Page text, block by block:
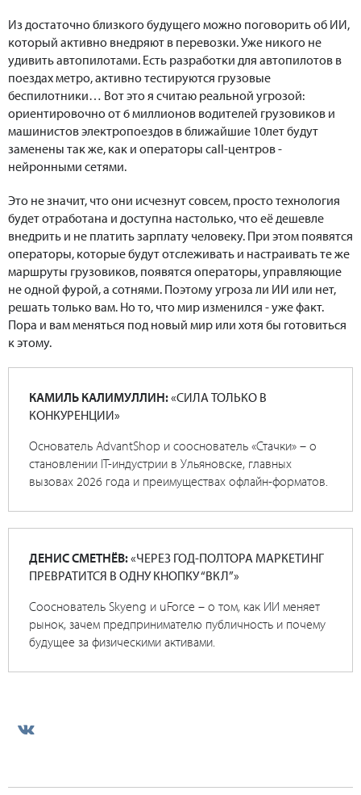
Из достаточно близкого будущего можно поговорить об ИИ,
который активно внедряют в перевозки. Уже никого не
удивить автопилотами. Есть разработки для автопилотов в
поездах метро, активно тестируются грузовые
беспилотники… Вот это я считаю реальной угрозой:
ориентировочно от 6 миллионов водителей грузовиков и
машинистов электропоездов в ближайшие 10лет будут
заменены так же, как и операторы call-центров -
нейронными сетями.
Это не значит, что они исчезнут совсем, просто технология
будет отработана и доступна настолько, что её дешевле
внедрить и не платить зарплату человеку. При этом появятся
операторы, которые будут отслеживать и настраивать те же
маршруты грузовиков, появятся операторы, управляющие
не одной фурой, а сотнями. Поэтому угроза ли ИИ или нет,
решать только вам. Но то, что мир изменился - уже факт.
Пора и вам меняться под новый мир или хотя бы готовиться
к этому.
КАМИЛЬ КАЛИМУЛЛИН:«СИЛА ТОЛЬКО В
КОНКУРЕНЦИИ»
Основатель AdvantShop и сооснователь «Стачки» – о
становлении IT-индустрии в Ульяновске, главных
вызовах 2026 года и преимуществах офлайн-форматов.
ДЕНИС СМЕТНЁВ:«ЧЕРЕЗ ГОД-ПОЛТОРА МАРКЕТИНГ
ПРЕВРАТИТСЯ В ОДНУ КНОПКУ “ВКЛ”»
Сооснователь Skyeng и uForce – о том, как ИИ меняет
рынок, зачем предпринимателю публичность и почему
будущее за физическими активами.